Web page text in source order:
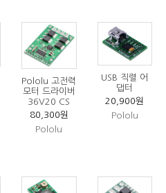
Pololu 고전력
모터 드라이버
36V20 CS
80,300원
Pololu
USB 직렬 어
댑터
20,900원
Pololu